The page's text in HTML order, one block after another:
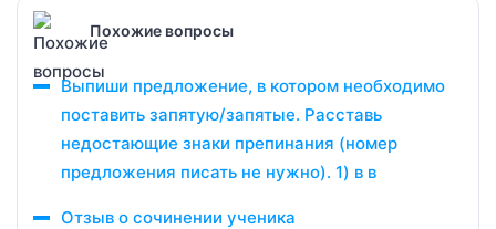
Похожие вопросы
Выпиши предложение, в котором необходимо
поставить запятую/запятые. Расставь
недостающие знаки препинания (номер
предложения писать не нужно). 1) в в
Отзыв о сочинении ученика